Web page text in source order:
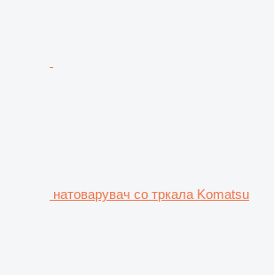
натоварувач со тркала Komatsu